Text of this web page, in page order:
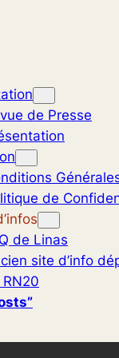
de Presse
de
de Linas
site d’info